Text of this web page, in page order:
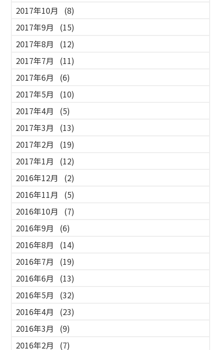
2017年10月
(8)
2017年9月
(15)
2017年8月
(12)
2017年7月
(11)
2017年6月
(6)
2017年5月
(10)
2017年4月
(5)
2017年3月
(13)
2017年2月
(19)
2017年1月
(12)
2016年12月
(2)
2016年11月
(5)
2016年10月
(7)
2016年9月
(6)
2016年8月
(14)
2016年7月
(19)
2016年6月
(13)
2016年5月
(32)
2016年4月
(23)
2016年3月
(9)
2016年2月
(7)